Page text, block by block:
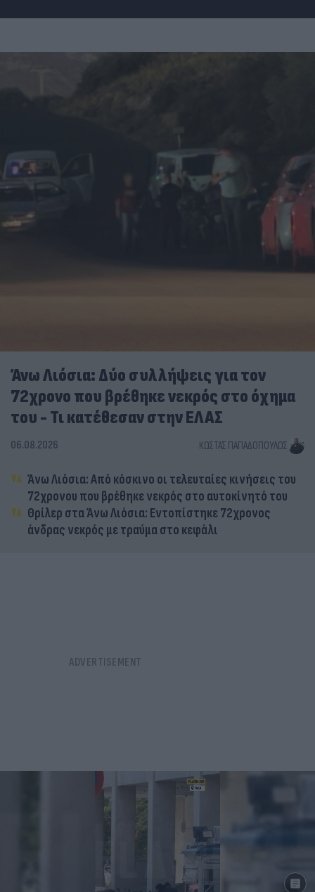
Άνω Λιόσια: Δύο συλλήψεις για τον
72χρονο που βρέθηκε νεκρός στο όχημα
του - Τι κατέθεσαν στην ΕΛΑΣ
06.08.2026 ΚΏΣΤΑΣ ΠΑΠΑΔΌΠΟΥΛΟΣ
Άνω Λιόσια: Από κόσκινο οι τελευταίες κινήσεις του
72χρονου που βρέθηκε νεκρός στο αυτοκίνητό του
Θρίλερ στα Άνω Λιόσια: Εντοπίστηκε 72χρονος
άνδρας νεκρός με τραύμα στο κεφάλι